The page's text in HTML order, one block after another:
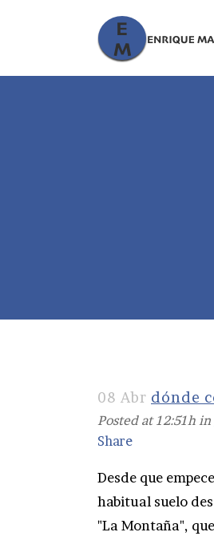
08 Abr dónde
Posted at 12:51h in
Share
Desde que
habitual suelo
"La Montaña",